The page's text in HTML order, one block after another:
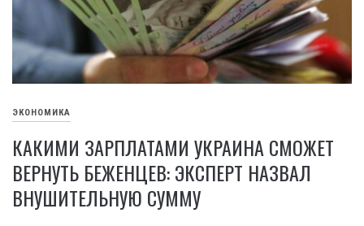
ЭКОНОМИКА
КАКИМИ ЗАРПЛАТАМИ УКРАИНА СМОЖЕТ
ВЕРНУТЬ БЕЖЕНЦЕВ: ЭКСПЕРТ НАЗВАЛ
ВНУШИТЕЛЬНУЮ СУММУ